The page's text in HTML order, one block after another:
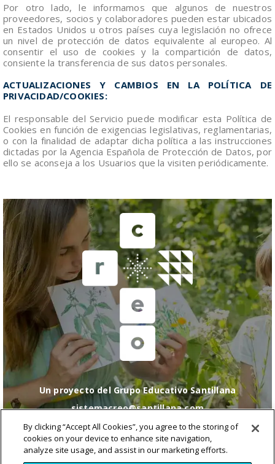
Por otro lado, le informamos que algunos de nuestros
proveedores, socios y colaboradores pueden estar ubicados
en Estados Unidos u otros países cuya legislación no ofrece
un nivel de protección de datos equivalente al europeo. Al
consentir el uso de cookies y la compartición de datos,
consiente la transferencia de sus datos personales.
ACTUALIZACIONES Y CAMBIOS EN LA POLÍTICA DE
PRIVACIDAD/COOKIES:
El responsable del Servicio puede modificar esta Política de
Cookies en función de exigencias legislativas, reglamentarias,
o con la finalidad de adaptar dicha política a las instrucciones
dictadas por la Agencia Española de Protección de Datos, por
ello se aconseja a los Usuarios que la visiten periódicamente.
Un proyecto del Grupo Educativo Santillana
sistemacreo@santillana.com
Política de cookies|Configuración de cookies
Política de Privacidad|Condiciones de uso
de RRSS
By clicking “Accept All Cookies”, you agree to the storing of
cookies on your device to enhance site navigation,
analyze site usage, and assist in our marketing efforts.